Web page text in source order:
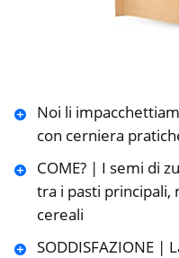
Noi li
con cerniera
COME? | I semi di
tra i pasti principali,
cereali
SODDISFAZIONE |